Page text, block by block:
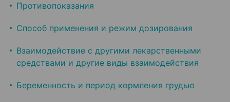
Противопоказания
Способ применения и режим дозирования
Взаимодействие с другими лекарственными
средствами и другие виды взаимодействия
Беременность и период кормления грудью